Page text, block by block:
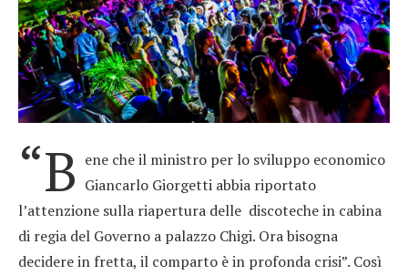
“B ene che il ministro per lo sviluppo economico
Giancarlo Giorgetti abbia riportato
l’attenzione sulla riapertura delle discoteche in cabina
di regia del Governo a palazzo Chigi. Ora bisogna
decidere in fretta, il comparto è in profonda crisi”. Così